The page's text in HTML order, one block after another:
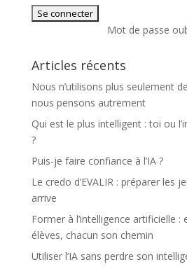
Mot de passe
Articles récents
Nous n’utilisons plus seulement
nous pensons autrement
Qui est le plus intelligent : toi ou
?
Puis-je faire confiance à l’IA ?
Le credo d’EVALIR : préparer les
arrive
Former à l’intelligence artificielle :
élèves, chacun son chemin
Utiliser l’IA sans perdre son